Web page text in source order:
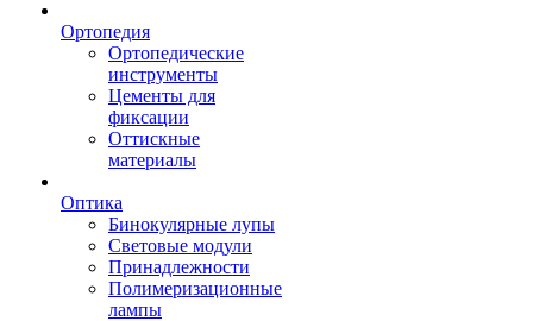
Ортопедия
Ортопедические
инструменты
Цементы для
фиксации
Оттискные
материалы
Оптика
Бинокулярные лупы
Световые модули
Принадлежности
Полимеризационные
лампы